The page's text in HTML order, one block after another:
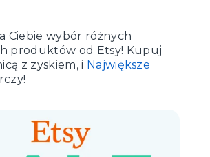
Ciebie wybór różnych
produktów od Etsy! Kupuj
z zyskiem, i Największe